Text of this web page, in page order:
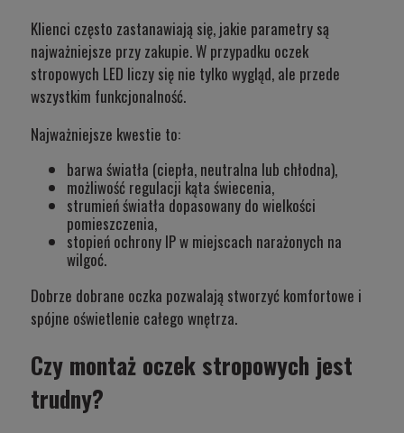
Klienci często zastanawiają się, jakie parametry są
najważniejsze przy zakupie. W przypadku oczek
stropowych LED liczy się nie tylko wygląd, ale przede
wszystkim funkcjonalność.
Najważniejsze kwestie to:
barwa światła (ciepła, neutralna lub chłodna),
możliwość regulacji kąta świecenia,
strumień światła dopasowany do wielkości
pomieszczenia,
stopień ochrony IP w miejscach narażonych na
wilgoć.
Dobrze dobrane oczka pozwalają stworzyć komfortowe i
spójne oświetlenie całego wnętrza.
Czy montaż oczek stropowych jest
trudny?